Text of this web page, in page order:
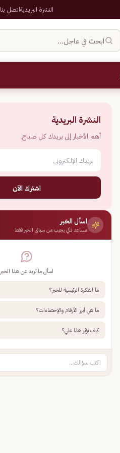
النشرة البريديةاتصل بنا
ابحث في عاجل…
النشرة البريدية
أهم الأخبار إلى بريدك كل صباح.
اشترك الآن
اسأل الخبر
مساعد ذكي يجيب من سياق الخبر فقط
اسأل ما تريد عن هذا الخبر
ما الفكرة الرئيسية للخبر؟
ما هي أبرز الأرقام والإحصاءات؟
كيف يؤثر هذا علي؟